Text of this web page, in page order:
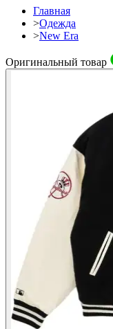
Главная
>Одежда
>New Era
Оригинальный товар